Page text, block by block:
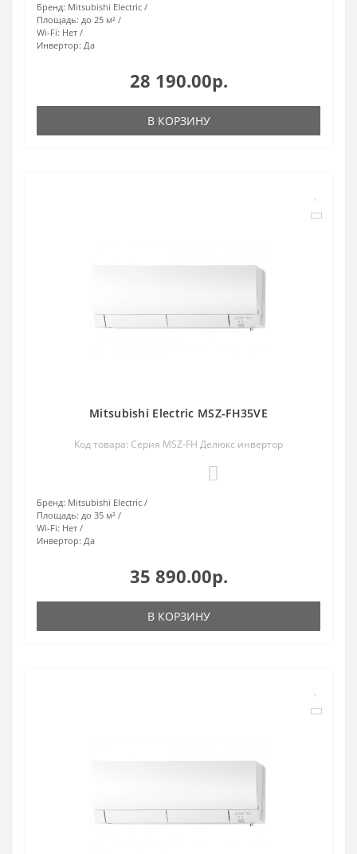
Бренд: Mitsubishi Electric
Площадь: до 25 м²
Wi-Fi: Нет
Инвертор: Да
28 190.00р.
В КОРЗИНУ
Mitsubishi Electric MSZ-FH35VE
Код товара: Серия MSZ-FH Делюкс инвертор
Бренд: Mitsubishi Electric
Площадь: до 35 м²
Wi-Fi: Нет
Инвертор: Да
35 890.00р.
В КОРЗИНУ